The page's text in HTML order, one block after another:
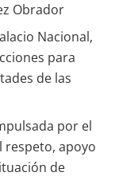
Obrador
Nacional,
para
de las
por el
respeto, apoyo
de